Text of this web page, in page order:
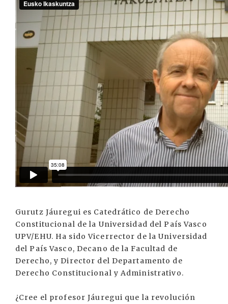
Gurutz Jáuregui es Catedrático de Derecho
Constitucional de la Universidad del País Vasco
UPV/EHU. Ha sido Vicerrector de la Universidad
del País Vasco, Decano de la Facultad de
Derecho, y Director del Departamento de
Derecho Constitucional y Administrativo.
¿Cree el profesor Jáuregui que la revolución